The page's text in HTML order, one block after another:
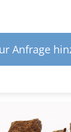
Anfrage